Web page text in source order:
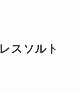
スソルト